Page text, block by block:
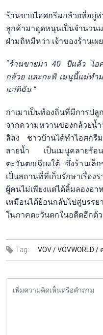
ร้านขายไอศกรีมกล้วยที่อยู่
ลูกค้ามาอุดหนุนเป็นจำนว
ฝ่ามถิหมีหว่า เจ้าของร้านเผ
“ร้านขายมา 40 ปีแล้ว ไอ
กล้วย และกะทิ เมนูนี้แม่ทำ
แก่ดิฉัน ”
ก่าเมาเป็นท้องถิ่นที่มีการป
จากความหวานของกล้วยน้
ลิสง ชาวบ้านได้ทำไอศกรี
สายน้ำ เป็นเมนูคลายร้อน
ตะวันตกเฉียงใต้ ซึ่งร้านเล็
เป็นสถานที่ที่เก็บรักษาเรื่
ผู้คนไม่เพียงแต่ได้ลิ้มลอง
เหมือนได้ย้อนกลับไปสู่บรร
ในภาคตะวันตกในอดีตอีกด้ว
Tag: VOV /VOVWORLD /